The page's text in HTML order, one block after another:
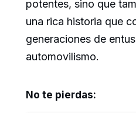
potentes, sino que
una rica historia que
generaciones de
automovilismo.
No te pierdas: